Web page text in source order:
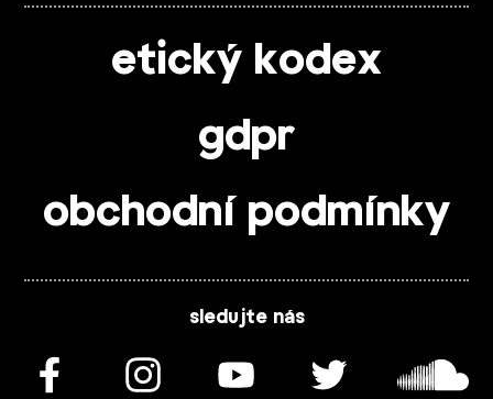
etický kodex
gdpr
obchodní podmínky
sledujte nás